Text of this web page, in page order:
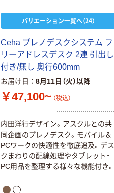
バリエーション一覧へ（24）
Ceha プレノデスクシステム フ
リーアドレスデスク 2連 引出し
付き/無し 奥行600mm
お届け日 8月11日（火）以降
￥47,100~ （税込）
内田洋行デザイン。アスクルとの共
同企画のプレノデスク。モバイル＆
PCワークの快適性を徹底追及。デス
クまわりの配線処理やタブレット・
PC用品を整理する様々な機能付き。